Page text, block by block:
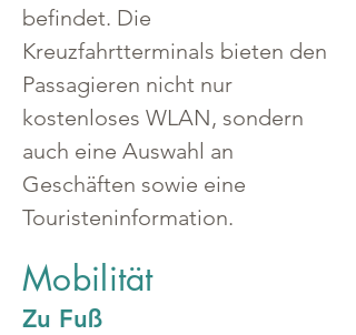
befindet. Die
Kreuzfahrtterminals bieten den
Passagieren nicht nur
kostenloses WLAN, sondern
auch eine Auswahl an
Geschäften sowie eine
Touristeninformation.
Mobilität
Zu Fuß